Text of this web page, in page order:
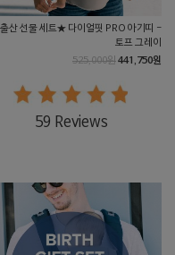
산 선물 세트★ 다이얼핏 PRO 아기띠 -
토프 그레이
525,000원441,750원
59 Reviews